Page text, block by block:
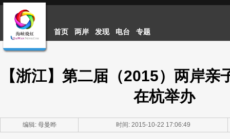
首页 两岸 发现 电台 专题
【浙江】第二届（2015）两岸亲
在杭举办
编辑: 母曼晔 时间: 2015-10-22 17:06:49